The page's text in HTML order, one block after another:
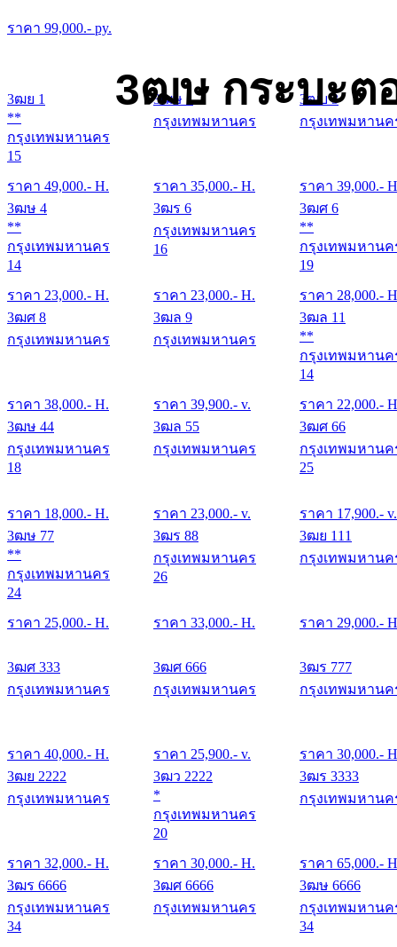
ราคา 99,000.- py.
3ฒษ กระบะต
3ฒย 1
**
กรุงเทพมหานคร
15
ราคา 49,000.- H.
3ฒษ 1
กรุงเทพมหานคร
ราคา 35,000.- H.
3ฒบ 3
กรุงเทพมหานค
ราคา 39,000.-
3ฒษ 4
**
กรุงเทพมหานคร
14
ราคา 23,000.- H.
3ฒร 6
กรุงเทพมหานคร
16
ราคา 23,000.- H.
3ฒศ 6
**
กรุงเทพมหานค
19
ราคา 28,000.-
3ฒศ 8
กรุงเทพมหานคร
ราคา 38,000.- H.
3ฒล 9
กรุงเทพมหานคร
ราคา 39,900.- v.
3ฒล 11
**
กรุงเทพมหานค
14
ราคา 22,000.-
3ฒษ 44
กรุงเทพมหานคร
18
ราคา 18,000.- H.
3ฒล 55
กรุงเทพมหานคร
ราคา 23,000.- v.
3ฒศ 66
กรุงเทพมหานค
25
ราคา 17,900.- v.
3ฒษ 77
**
กรุงเทพมหานคร
24
ราคา 25,000.- H.
3ฒร 88
กรุงเทพมหานคร
26
ราคา 33,000.- H.
3ฒย 111
กรุงเทพมหานค
ราคา 29,000.-
3ฒศ 333
กรุงเทพมหานคร
ราคา 40,000.- H.
3ฒศ 666
กรุงเทพมหานคร
ราคา 25,900.- v.
3ฒร 777
กรุงเทพมหานค
ราคา 30,000.-
3ฒย 2222
กรุงเทพมหานคร
ราคา 32,000.- H.
3ฒว 2222
*
กรุงเทพมหานคร
20
ราคา 30,000.- H.
3ฒร 3333
กรุงเทพมหานค
ราคา 65,000.-
3ฒร 6666
กรุงเทพมหานคร
34
3ฒศ 6666
กรุงเทพมหานคร
3ฒษ 6666
กรุงเทพมหานค
34